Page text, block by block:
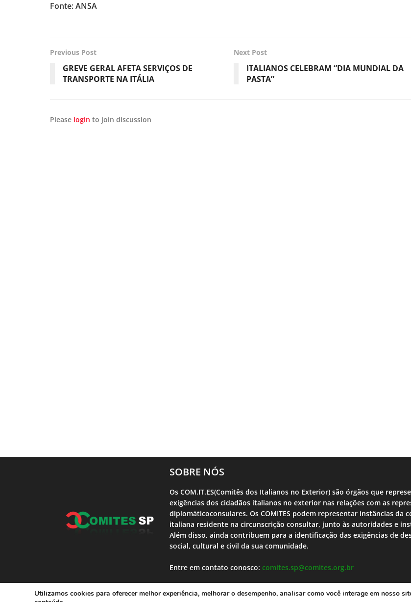
Fonte: ANSA
Previous Post
GREVE GERAL AFETA SERVIÇOS DE
TRANSPORTE NA ITÁLIA
Next Post
ITALIANOS CELEBRAM “DIA MUNDIAL DA
PASTA”
Please login to join discussion
SOBRE NÓS
Os COM.IT.ES(Comitês dos Italianos no Exterior) são órgãos que
exigências dos cidadãos italianos no exterior nas relações com as
diplomáticoconsulares. Os COMITES podem representar instâncias da
italiana residente na circunscrição consultar, junto às autoridades e
Além disso, ainda contribuem para a identificação das exigências de
social, cultural e civil da sua comunidade.
Entre em contato conosco: comites.sp@comites.org.br
Comites SP | 2023 |Desenvolvido por Theodorojr
Utilizamos cookies para oferecer melhor experiência, melhorar o desempenho, analisar como você interage em nosso